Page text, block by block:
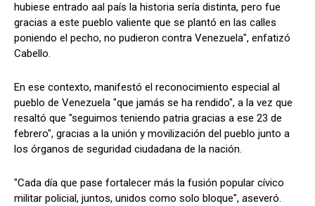
hubiese entrado aal país la historia sería distinta, pero fue
gracias a este pueblo valiente que se plantó en las calles
poniendo el pecho, no pudieron contra Venezuela", enfatizó
Cabello.
En ese contexto, manifestó el reconocimiento especial al
pueblo de Venezuela "que jamás se ha rendido", a la vez que
resaltó que "seguimos teniendo patria gracias a ese 23 de
febrero", gracias a la unión y movilización del pueblo junto a
los órganos de seguridad ciudadana de la nación.
"Cada día que pase fortalecer más la fusión popular cívico
militar policial, juntos, unidos como solo bloque", aseveró.